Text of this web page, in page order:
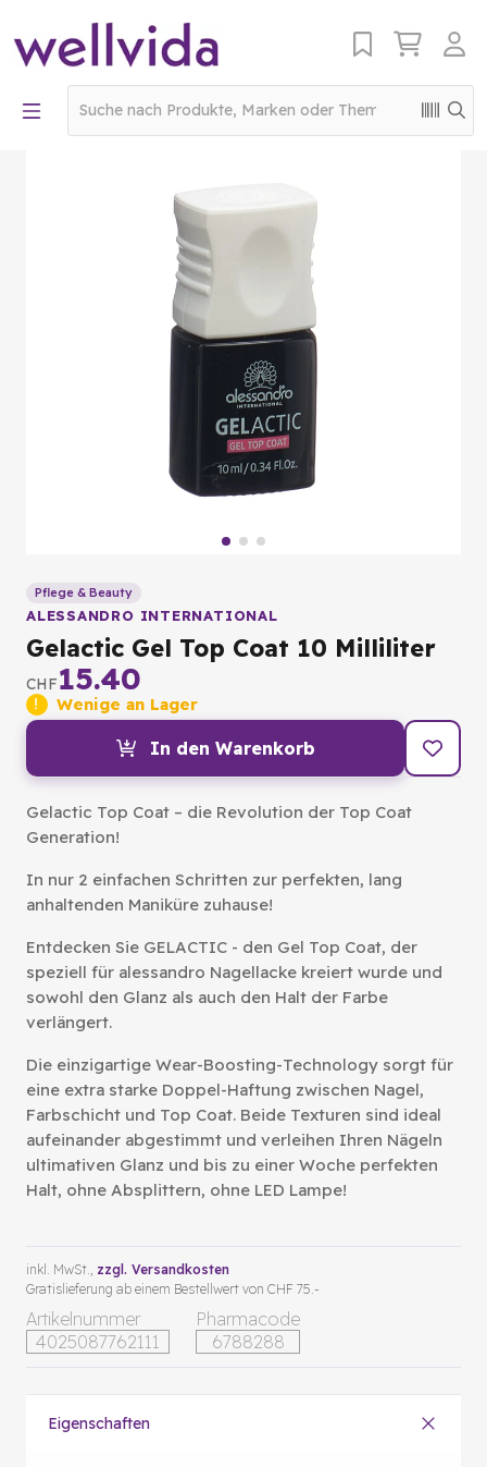
Pflege & Beauty
ALESSANDRO INTERNATIONAL
Gelactic Gel Top Coat 10 Milliliter
CHF15.40
Wenige an Lager
In den Warenkorb
Gelactic Top Coat – die Revolution der Top Coat
Generation!
In nur 2 einfachen Schritten zur perfekten, lang
anhaltenden Maniküre zuhause!
Entdecken Sie GELACTIC - den Gel Top Coat, der
speziell für alessandro Nagellacke kreiert wurde und
sowohl den Glanz als auch den Halt der Farbe
verlängert.
Die einzigartige Wear-Boosting-Technology sorgt für
eine extra starke Doppel-Haftung zwischen Nagel,
Farbschicht und Top Coat. Beide Texturen sind ideal
aufeinander abgestimmt und verleihen Ihren Nägeln
ultimativen Glanz und bis zu einer Woche perfekten
Halt, ohne Absplittern, ohne LED Lampe!
Artikelnummer
4025087762111
Pharmacode
6788288
inkl. MwSt., zzgl. Versandkosten
Gratislieferung ab einem Bestellwert von CHF 75.-
Eigenschaften